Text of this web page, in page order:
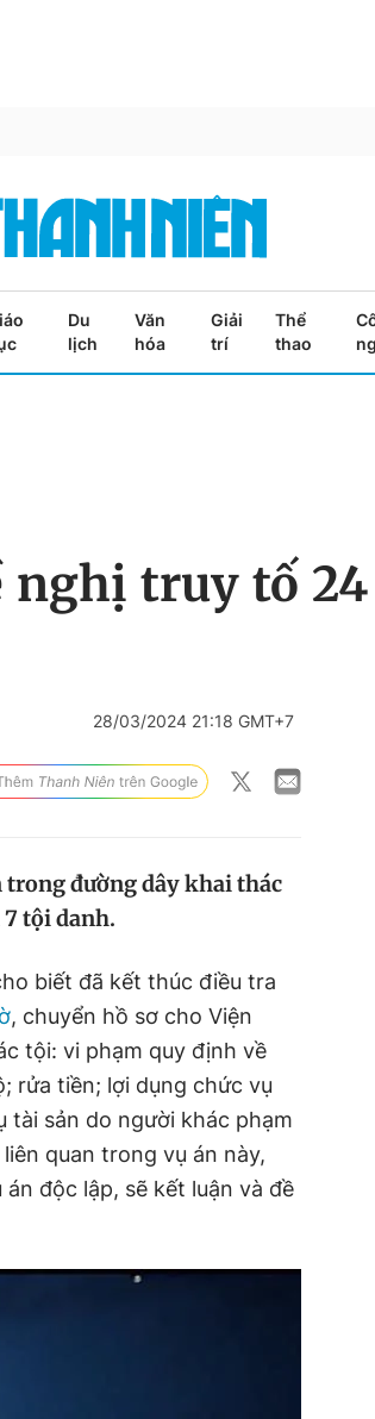
Du
lịch
Văn
hóa
Giải
trí
Thể
thao
nghị truy tố
28/03/2024 21:18 GMT+7
trong đường dây khai thác
tội danh.
biết đã kết thúc điều tra
, chuyển hồ sơ cho Viện
tội: vi phạm quy định về
rửa tiền; lợi dụng chức vụ
tài sản do người khác phạm
quan trong vụ án này,
độc lập, sẽ kết luận và đề